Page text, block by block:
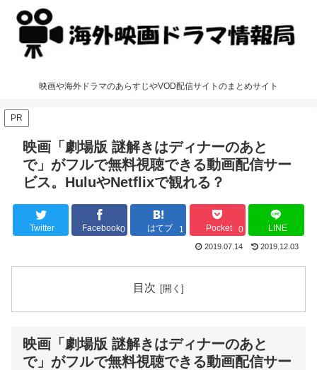
映画や海外ドラマのあらすじやVOD配信サイトのまとめサイト
PR
映画「劇場版 謎解きはディナーのあと
で」がフルで無料視聴できる動画配信サー
ビス。HuluやNetflixで観れる？
Twitter Facebook0 はてブ 1 Pocket 0 LINE
2019.07.14 2019.12.03
目次
映画「劇場版 謎解きはディナーのあと
で」がフルで無料視聴できる動画配信サー